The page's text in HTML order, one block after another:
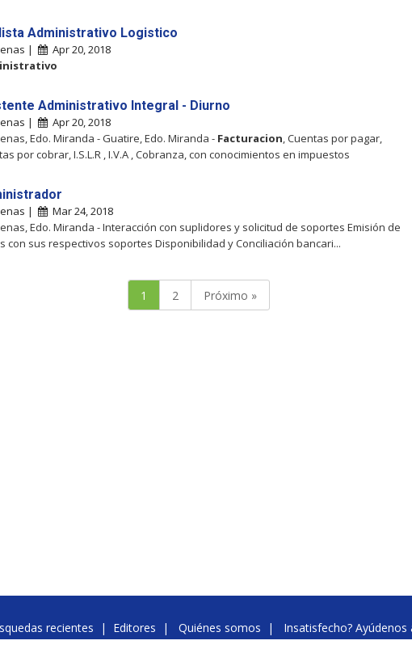
Administrativo Logistico
|
Apr 20, 2018
Administrativo Integral - Diurno
|
Apr 20, 2018
Edo. Miranda - Guatire, Edo. Miranda - Facturacion, Cuentas por pagar,
por cobrar, I.S.L.R , I.V.A , Cobranza, con conocimientos en impuestos
|
Mar 24, 2018
Edo. Miranda - Interacción con suplidores y solicitud de soportes Emisión de
con sus respectivos soportes Disponibilidad y Conciliación bancari...
1 2 Próximo »
recientes | Editores | Quiénes somos | Insatisfecho?